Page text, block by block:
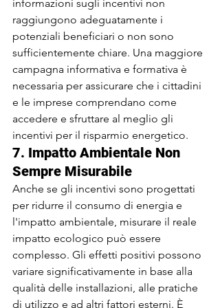
informazioni sugli incentivi non
raggiungono adeguatamente i
potenziali beneficiari o non sono
sufficientemente chiare. Una maggiore
campagna informativa e formativa è
necessaria per assicurare che i cittadini
e le imprese comprendano come
accedere e sfruttare al meglio gli
incentivi per il risparmio energetico.
7. Impatto Ambientale Non
Sempre Misurabile
Anche se gli incentivi sono progettati
per ridurre il consumo di energia e
l'impatto ambientale, misurare il reale
impatto ecologico può essere
complesso. Gli effetti positivi possono
variare significativamente in base alla
qualità delle installazioni, alle pratiche
di utilizzo e ad altri fattori esterni. È